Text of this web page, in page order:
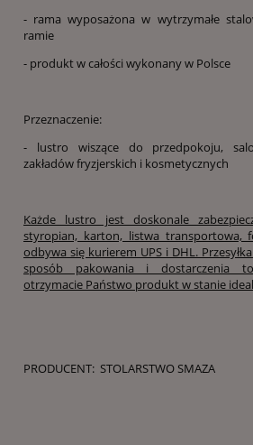
- rama wyposażona w wytrzymałe
ramie
- produkt w całości wykonany w Polsce
Przeznaczenie:
- lustro wiszące do przedpokoju,
zakładów fryzjerskich i kosmetycznych
Każde lustro jest doskonale
styropian, karton, listwa transportowa,
odbywa się kurierem UPS i DHL.
sposób pakowania i dostarczenia
otrzymacie Państwo produkt w stanie
PRODUCENT: STOLARSTWO SMAZA